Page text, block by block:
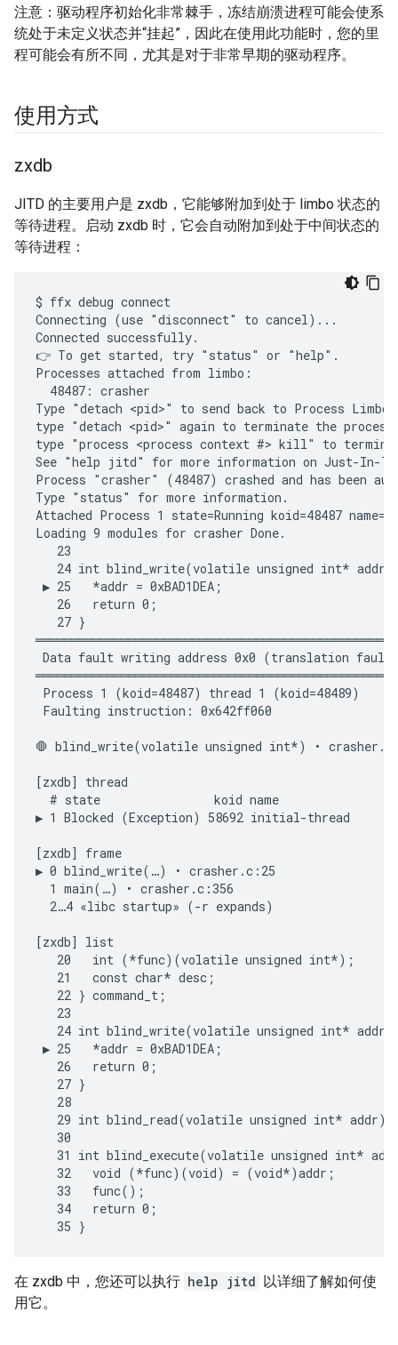
注意：驱动程序初始化非常棘手，冻结崩溃进程可能会使系
统处于未定义状态并“挂起”，因此在使用此功能时，您的里
程可能会有所不同，尤其是对于非常早期的驱动程序。
使用方式
zxdb
JITD 的主要用户是 zxdb，它能够附加到处于 limbo 状态的
等待进程。启动 zxdb 时，它会自动附加到处于中间状态的
等待进程：
$ ffx debug connect
Connecting (use "disconnect" to cancel)...
Connected successfully.
👉 To get started, try "status" or "help".
Processes attached from limbo:
  48487: crasher
Type "detach <pid>" to send back to Process
type "detach <pid>" again to terminate the
type "process <process context #> kill" to
See "help jitd" for more information on Just-In-
Process "crasher" (48487) crashed and has been
Type "status" for more information.
Attached Process 1 state=Running koid=48487
Loading 9 modules for crasher Done.
   23
24 int blind_write(volatile unsigned int* addr)
▶ 25   *addr = 0xBAD1DEA;
   26   return 0;
   27 }
Data fault writing address 0x0 (translation fault
Process 1 (koid=48487) thread 1 (koid=48489)
Faulting instruction: 0x642ff060
🛑 blind_write(volatile unsigned int*) •
[zxdb] thread
  # state                koid name
▶ 1 Blocked (Exception) 58692 initial-thread
[zxdb] frame
▶ 0 blind_write(…) • crasher.c:25
  1 main(…) • crasher.c:356
  2…4 «libc startup» (-r expands)
[zxdb] list
   20   int (*func)(volatile unsigned int*);
   21   const char* desc;
   22 } command_t;
   23
24 int blind_write(volatile unsigned int* addr)
▶ 25   *addr = 0xBAD1DEA;
   26   return 0;
   27 }
   28
29 int blind_read(volatile unsigned int* addr)
   30
31 int blind_execute(volatile unsigned int*
   32   void (*func)(void) = (void*)addr;
   33   func();
   34   return 0;
在 zxdb 中，您还可以执行 help jitd 以详细了解如何使
用它。